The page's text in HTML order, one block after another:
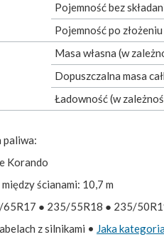
Pojemność bez
Pojemność po
Masa własna (w
Dopuszczalna masa
Ładowność (w
paliwa:
Korando
ścianami: 10,7 m
65R17 ● 235/55R18 ● 235/
z silnikami • Jaka